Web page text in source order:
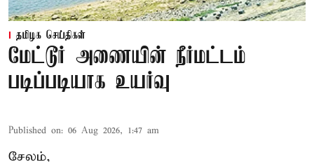
தமிழக செய்திகள்
மேட்டூர் அணையின் நீர்மட்டம்
படிப்படியாக உயர்வு
Published on: 06 Aug 2026, 1:47 am
சேலம்,